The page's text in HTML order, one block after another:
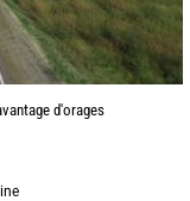
d'orages